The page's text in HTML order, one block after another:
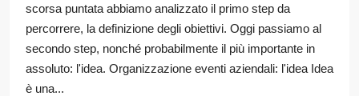
scorsa puntata abbiamo analizzato il primo step da
percorrere, la definizione degli obiettivi. Oggi passiamo al
secondo step, nonché probabilmente il più importante in
assoluto: l'idea. Organizzazione eventi aziendali: l'idea Idea
è una...